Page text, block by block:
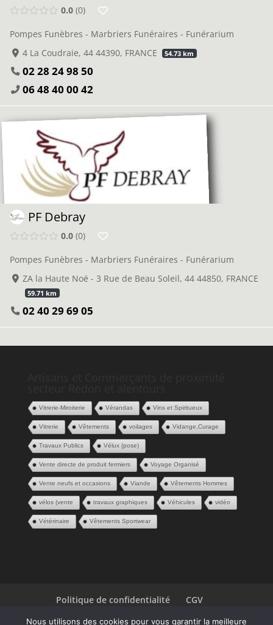
0.0 0
Pompes Funèbres - Marbriers Funéraires - Funérarium
4 La Coudraie, 44 44390, FRANCE
54.73 km
02 28 24 98 50
06 48 40 00 42
PF Debray
0.0 0
Pompes Funèbres - Marbriers Funéraires - Funérarium
ZA la Haute Noë - 3 Rue de Beau Soleil, 44 44850, FRANCE
59.71 km
02 40 29 69 05
Vitrerie-Miroiterie Vérandas Vins et Spiritueux
Vitrerie Vêtements voilages Vidange,Curage
Travaux Publics Vélux (pose)
Vente directe de produit fermiers Voyage Organisé
Vente neufs et occasions Viande Vêtements Hommes
vélos (vente travaux graphiques Véhicules vidéo
Vétérinaire Vêtements Sportwear
Politique de confidentialité
CGV
Nous utilisons des cookies pour vous garantir la meilleure